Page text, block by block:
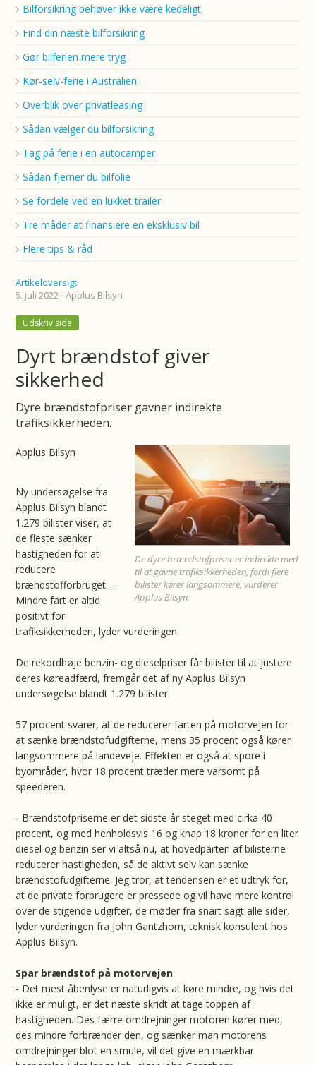
Bilforsikring behøver ikke være kedeligt
Find din næste bilforsikring
Gør bilferien mere tryg
Kør-selv-ferie i Australien
Overblik over privatleasing
Sådan vælger du bilforsikring
Tag på ferie i en autocamper
Sådan fjerner du bilfolie
Se fordele ved en lukket trailer
Tre måder at finansiere en eksklusiv bil
Flere tips & råd
Artikeloversigt
5. juli 2022 - Applus Bilsyn
Udskriv side
Dyrt brændstof giver
sikkerhed
Dyre brændstofpriser gavner indirekte
trafiksikkerheden.
De dyre brændstofpriser er indirekte med
til at gavne trafiksikkerheden, fordi flere
bilister kører langsommere, vurderer
Applus Bilsyn.
Applus Bilsyn
Ny undersøgelse fra
Applus Bilsyn blandt
1.279 bilister viser, at
de fleste sænker
hastigheden for at
reducere
brændstofforbruget. –
Mindre fart er altid
positivt for
trafiksikkerheden, lyder vurderingen.
De rekordhøje benzin- og dieselpriser får bilister til at justere
deres køreadfærd, fremgår det af ny Applus Bilsyn
undersøgelse blandt 1.279 bilister.
57 procent svarer, at de reducerer farten på motorvejen for
at sænke brændstofudgifterne, mens 35 procent også kører
langsommere på landeveje. Effekten er også at spore i
byområder, hvor 18 procent træder mere varsomt på
speederen.
- Brændstofpriserne er det sidste år steget med cirka 40
procent, og med henholdsvis 16 og knap 18 kroner for en liter
diesel og benzin ser vi altså nu, at hovedparten af bilisterne
reducerer hastigheden, så de aktivt selv kan sænke
brændstofudgifterne. Jeg tror, at tendensen er et udtryk for,
at de private forbrugere er pressede og vil have mere kontrol
over de stigende udgifter, de møder fra snart sagt alle sider,
lyder vurderingen fra John Gantzhorn, teknisk konsulent hos
Applus Bilsyn.
Spar brændstof på motorvejen
- Det mest åbenlyse er naturligvis at køre mindre, og hvis det
ikke er muligt, er det næste skridt at tage toppen af
hastigheden. Des færre omdrejninger motoren kører med,
des mindre forbrænder den, og sænker man motorens
omdrejninger blot en smule, vil det give en mærkbar